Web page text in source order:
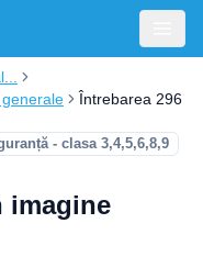
Întrebarea 296
- clasa 3,4,5,6,8,9
imagine